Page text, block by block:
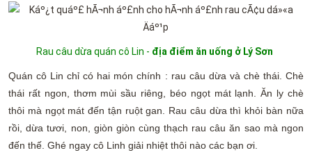
Rau câu dừa quán cô Lin - địa điểm ăn uống ở Lý Sơn
Quán cô Lin chỉ có hai món chính : rau câu dừa và chè thái. Chè
thái rất ngon, thơm mùi sầu riêng, béo ngọt mát lạnh. Ăn ly chè
thôi mà ngọt mát đến tận ruột gan. Rau câu dừa thì khỏi bàn nữa
rồi, dừa tươi, non, giòn giòn cùng thạch rau câu ăn sao mà ngon
đến thế. Ghé ngay cô Linh giải nhiệt thôi nào các bạn ơi.